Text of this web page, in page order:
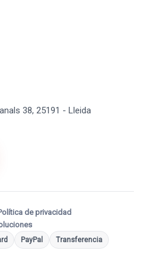
38, 25191 - Lleida
de privacidad
PayPal Transferencia